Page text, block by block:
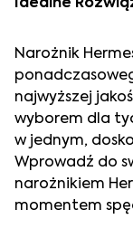
Idealne
Narożnik
najwyższej
wyborem dla
w jednym,
Wprowadź do
narożnikiem
momentem